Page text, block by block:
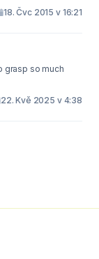
18. Čvc 2015 v 16:21
grasp so much
22. Kvě 2025 v 4:38